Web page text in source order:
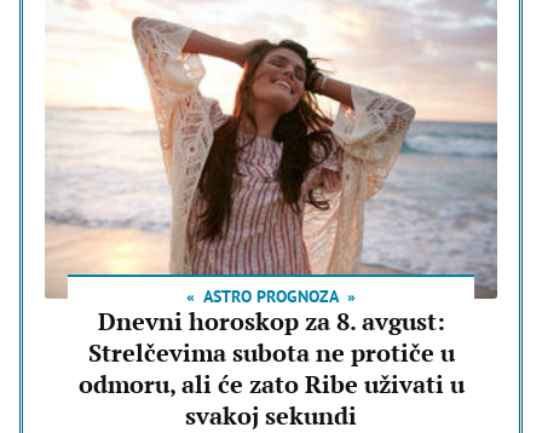
ASTRO PROGNOZA
Dnevni horoskop za 8. avgust:
Strelčevima subota ne protiče u
odmoru, ali će zato Ribe uživati u
svakoj sekundi